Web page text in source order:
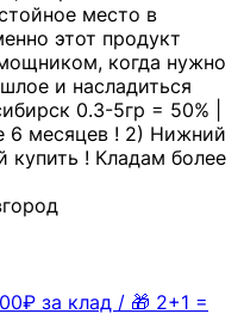
место в
этот продукт
когда нужно
и насладиться
0.3-5гр = 50% |
6 месяцев ! 2) Нижний
купить ! Кладам более
за клад / 🎁 2+1 =